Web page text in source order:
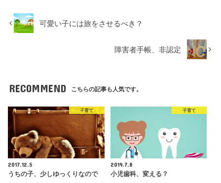
可愛い子には旅をさせるべき？
障害者手帳、非認定
RECOMMEND こちらの記事も人気です。
子育て
2017.12.5
うちの子、少しゆっくりなので
子育て
2019.7.8
小児歯科、変える？